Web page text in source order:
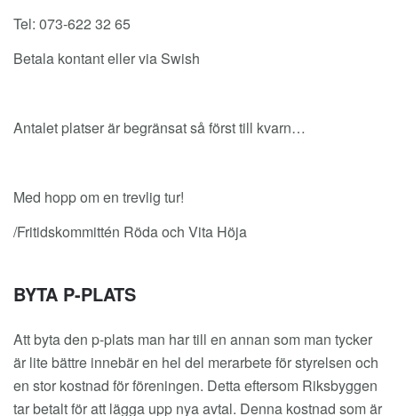
Tel: 073-622 32 65
Betala kontant eller via Swish
Antalet platser är begränsat så först till kvarn…
Med hopp om en trevlig tur!
/Fritidskommittén Röda och Vita Höja
BYTA P-PLATS
Att byta den p-plats man har till en annan som man tycker
är lite bättre innebär en hel del merarbete för styrelsen och
en stor kostnad för föreningen. Detta eftersom Riksbyggen
tar betalt för att lägga upp nya avtal. Denna kostnad som är